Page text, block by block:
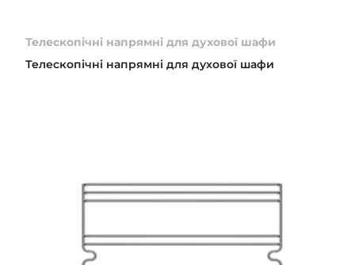
Телескопічні напрямні для духової шафи
Телескопічні напрямні для духової шафи